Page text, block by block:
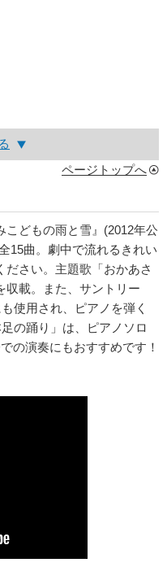
ページトップへ
どもの雨と雪』(2012年公
15曲。劇中で流れるきれい
さい。主題歌「おかあさ
収載。また、サントリー
使用され、ピアノを弾く
の踊り」は、ピアノソロ
の演奏にもおすすめです！